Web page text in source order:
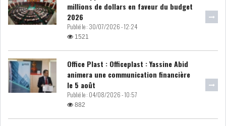
DIVERS
REPRÉSENTANTS DU
millions de dollars en faveur du budget
2026
Publié le : 30/07/2026 - 12:24
1521
Office Plast : Officeplast : Yassine Abid
animera une communication financière
le 5 août
Publié le : 04/08/2026 - 10:57
882